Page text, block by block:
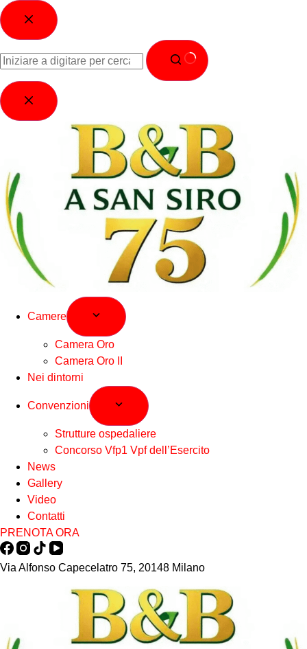
Camere
Camera Oro
Camera Oro II
Nei dintorni
Convenzioni
Strutture ospedaliere
Concorso Vfp1 Vpf dell’Esercito
News
Gallery
Video
Contatti
PRENOTA ORA
Via Alfonso Capecelatro 75, 20148 Milano